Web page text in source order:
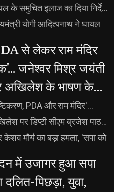
ज्ञान-विज्ञान पर होगा शोध,
पोस्ट-डॉक्टरेट एवं शोधार्थियों
ग्रंथों का होगा डिजिटलीकरण,
एक्सेस लाइब्रेरी और
से वैश्विक स्तर पर होगी
के समुचित इलाज का दिया निर्देश
योगी आदित्यनाथ ने घायल
से लेकर राम मंदिर
जनेश्वर मिश्र जयंती
अखिलेश के भाषण के
बीजेपी का तीखा
PDA और राम मंदिर'...
पर डिप्टी सीएम ब्रजेश पाठक
मौर्य का बड़ा हमला, 'सपा को
पर ब्रजेश पाठक का
'चोरी भी, सीनाजोरी भी'...
में उजागर हुआ सपा
दलित-पिछड़ा, युवा,